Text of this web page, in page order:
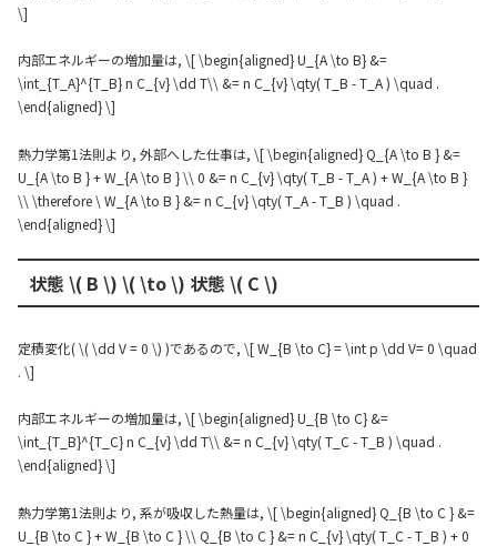
\]
内部エネルギーの増加量は, \[ \begin{aligned} U_{A \to B} &=
\int_{T_A}^{T_B} n C_{v} \dd T\\ &= n C_{v} \qty( T_B - T_A ) \quad .
\end{aligned} \]
熱力学第1法則より, 外部へした仕事は, \[ \begin{aligned} Q_{A \to B } &=
U_{A \to B } + W_{A \to B } \\ 0 &= n C_{v} \qty( T_B - T_A ) + W_{A \to B }
\\ \therefore \ W_{A \to B } &= n C_{v} \qty( T_A - T_B ) \quad .
\end{aligned} \]
状態 \( B \) \( \to \) 状態 \( C \)
定積変化( \( \dd V = 0 \) )であるので, \[ W_{B \to C} = \int p \dd V= 0 \quad
. \]
内部エネルギーの増加量は, \[ \begin{aligned} U_{B \to C} &=
\int_{T_B}^{T_C} n C_{v} \dd T\\ &= n C_{v} \qty( T_C - T_B ) \quad .
\end{aligned} \]
熱力学第1法則より, 系が吸収した熱量は, \[ \begin{aligned} Q_{B \to C } &=
U_{B \to C } + W_{B \to C } \\ Q_{B \to C } &= n C_{v} \qty( T_C - T_B ) + 0